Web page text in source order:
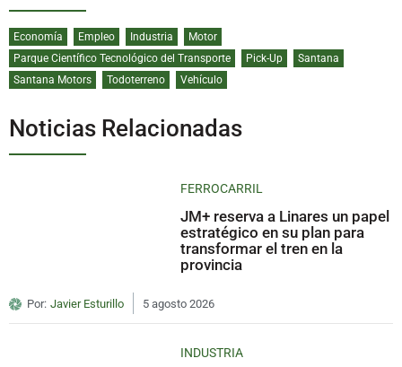
Economía Empleo Industria
Motor
Parque Científico Tecnológico del Transporte
Pick-Up
Santana
Santana Motors
Todoterreno Vehículo
Noticias Relacionadas
FERROCARRIL
JM+ reserva a Linares un papel
estratégico en su plan para
transformar el tren en la
provincia
Por: Javier Esturillo 5 agosto 2026
INDUSTRIA